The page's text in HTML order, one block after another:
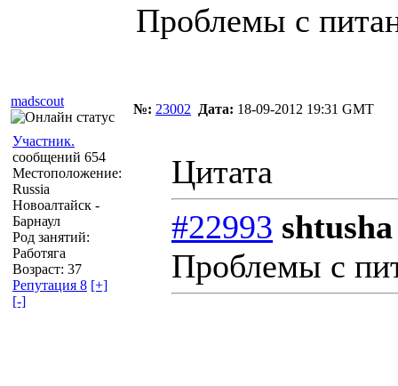
Проблемы с
madscout
№: 23002 Дата: 18-09-2012 19:31 GMT
Участник.
сообщений 654
Местоположение:
Russia
Новоалтайск -
Барнаул
Род занятий:
Работяга
Возраст: 37
Репутация 8 [+]
[-]
Цитата
#22993
Проблемы с